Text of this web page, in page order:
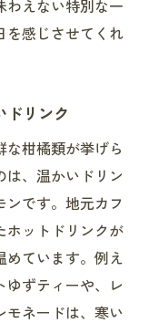
わえない特別な一
を感じさせてくれ
ドリンク
な柑橘類が挙げら
は、温かいドリン
ンです。地元カフ
ホットドリンクが
めています。例え
ゆずティーや、レ
モネードは、寒い